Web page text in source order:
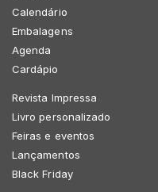
Calendário
Embalagens
Agenda
Cardápio
Revista Impressa
Livro personalizado
Feiras e eventos
Lançamentos
Black Friday